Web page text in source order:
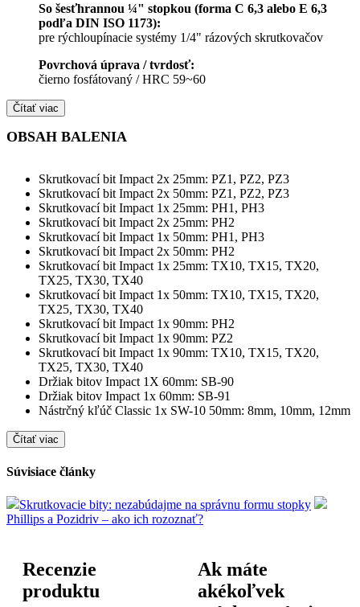
So šesťhrannou ¼" stopkou (forma C 6,3 alebo E 6,3
podľa DIN ISO 1173):
pre rýchloupínacie systémy 1/4" rázových skrutkovačov
Povrchová úprava / tvrdosť:
čierno fosfátovaný / HRC 59~60
Čítať viac
OBSAH BALENIA
Skrutkovací bit Impact 2x 25mm: PZ1, PZ2, PZ3
Skrutkovací bit Impact 2x 50mm: PZ1, PZ2, PZ3
Skrutkovací bit Impact 1x 25mm: PH1, PH3
Skrutkovací bit Impact 2x 25mm: PH2
Skrutkovací bit Impact 1x 50mm: PH1, PH3
Skrutkovací bit Impact 2x 50mm: PH2
Skrutkovací bit Impact 1x 25mm: TX10, TX15, TX20,
TX25, TX30, TX40
Skrutkovací bit Impact 1x 50mm: TX10, TX15, TX20,
TX25, TX30, TX40
Skrutkovací bit Impact 1x 90mm: PH2
Skrutkovací bit Impact 1x 90mm: PZ2
Skrutkovací bit Impact 1x 90mm: TX10, TX15, TX20,
TX25, TX30, TX40
Držiak bitov Impact 1X 60mm: SB-90
Držiak bitov Impact 1x 60mm: SB-91
Nástrčný kľúč Classic 1x SW-10 50mm: 8mm, 10mm, 12mm
Čítať viac
Súvisiace články
Skrutkovacie bity: nezabúdajme na správnu formu stopky
Phillips a Pozidriv – ako ich rozoznať?
Recenzie
produktu
Ak máte
akékoľvek